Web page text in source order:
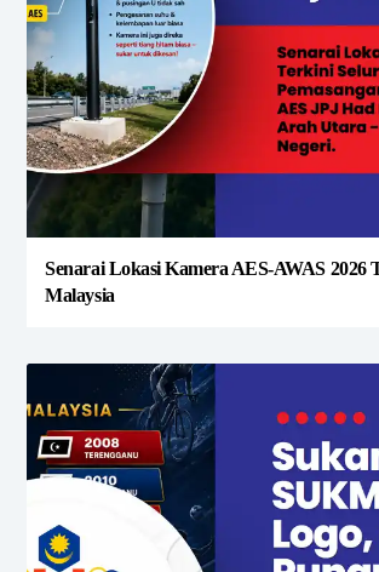
Senarai Lokasi Kamera AES-AWAS 2026
Malaysia